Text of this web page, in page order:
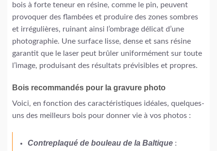
bois à forte teneur en résine, comme le pin, peuvent
provoquer des flambées et produire des zones sombres
et irrégulières, ruinant ainsi l’ombrage délicat d’une
photographie. Une surface lisse, dense et sans résine
garantit que le laser peut brûler uniformément sur toute
l’image, produisant des résultats prévisibles et propres.
Bois recommandés pour la gravure photo
Voici, en fonction des caractéristiques idéales, quelques-
uns des meilleurs bois pour donner vie à vos photos :
Contreplaqué de bouleau de la Baltique: